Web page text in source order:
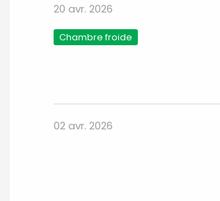
20 avr. 2026
Chambre froide
02 avr. 2026